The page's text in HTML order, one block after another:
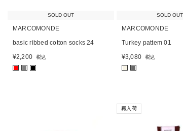
SOLD OUT
MARCOMONDE
basic ribbed cotton socks 24
¥2,200 税込
■ ■ ■
SOLD OUT
MARCOMONDE
Turkey pattem 01
¥3,080 税込
■ ■
再入荷